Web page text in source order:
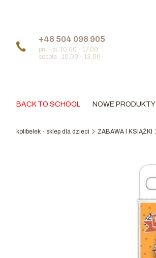
+48 504 098 905
pn. - pt. 10.00 - 17.00
sobota 10.00 - 13.00
BACK TO SCHOOL NOWE PRODUKTY
kolibelek - sklep dla dzieci ZABAWA I KSIĄŻKI